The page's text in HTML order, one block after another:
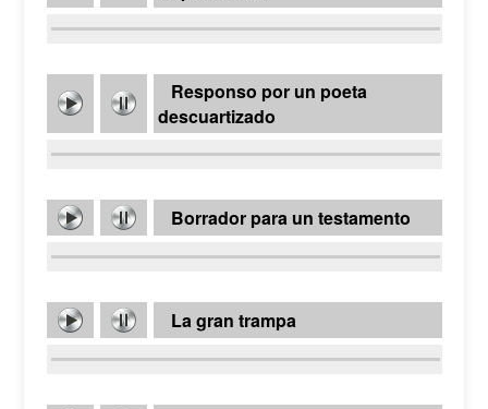
Responso por un poeta
descuartizado
Borrador para un testamento
La gran trampa